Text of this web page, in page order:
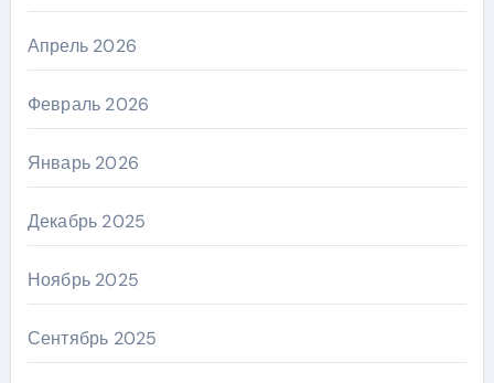
Апрель 2026
Февраль 2026
Январь 2026
Декабрь 2025
Ноябрь 2025
Сентябрь 2025